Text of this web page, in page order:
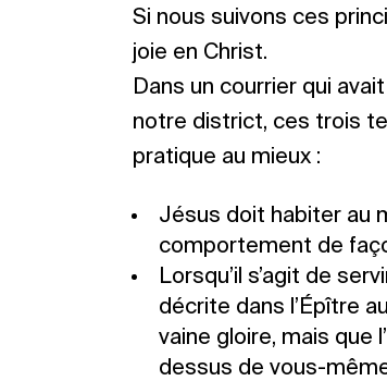
Si nous suivons ces
joie en Christ.
Dans un courrier qui
notre district, ces trois
pratique au mieux :
Jésus doit habiter au
comportement de
Lorsqu’il s’agit de
décrite dans l’Épître
vaine gloire, mais que
dessus de vous-